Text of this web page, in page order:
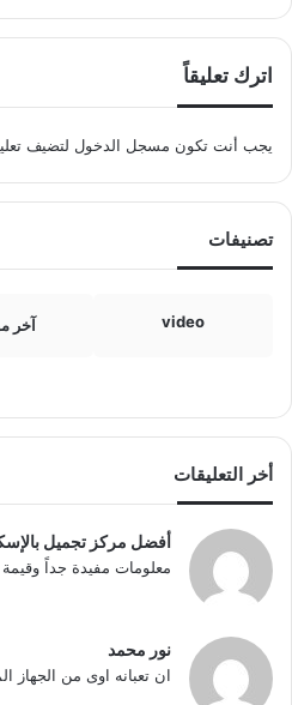
اترك تعليقاً
يجب أنت تكون مسجل الدخول لتضيف
تصنيفات
video آخر
أخر التعليقات
أفضل مركز تجميل
معلومات مفيدة جداً
نور محمد
ان تعبانه اوى من